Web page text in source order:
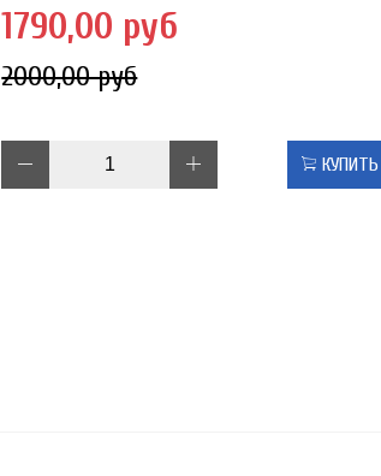
1790,00 руб
2000,00 руб
КУПИТЬ